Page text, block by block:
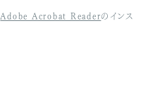
Adobe Acrobat Reader のインス